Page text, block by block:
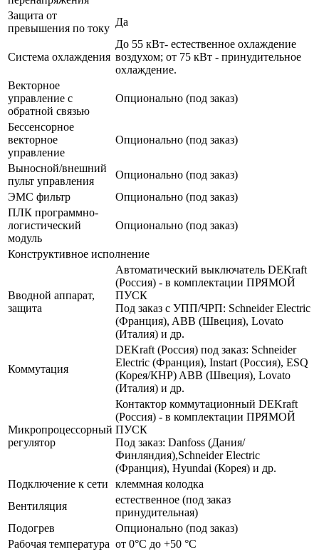
Защита от
превышения по току
Да
Система охлаждения
До 55 кВт- естественное охлаждение
воздухом; от 75 кВт - принудительное
охлаждение.
Векторное
управление с
обратной связью
Опционально (под заказ)
Бессенсорное
векторное
управление
Опционально (под заказ)
Выносной/внешний
пульт управления
Опционально (под заказ)
ЭМС фильтр
Опционально (под заказ)
ПЛК программно-
логистический
модуль
Опционально (под заказ)
Конструктивное исполнение
Вводной аппарат,
защита
Автоматический выключатель DEKraft
(Россия) - в комплектации ПРЯМОЙ
ПУСК
Под заказ с УПП/ЧРП: Schneider Electric
(Франция), ABB (Швеция), Lovato
(Италия) и др.
Коммутация
DEKraft (Россия) под заказ: Schneider
Electric (Франция), Instart (Россия), ESQ
(Корея/КНР) ABB (Швеция), Lovato
(Италия) и др.
Микропроцессорный
регулятор
Контактор коммутационный DEKraft
(Россия) - в комплектации ПРЯМОЙ
ПУСК
Под заказ: Danfoss (Дания/
Финляндия),Schneider Electric
(Франция), Hyundai (Корея) и др.
Подключение к сети
клеммная колодка
Вентиляция
естественное (под заказ
принудительная)
Подогрев
Опционально (под заказ)
Рабочая температура от 0°C до +50 °C